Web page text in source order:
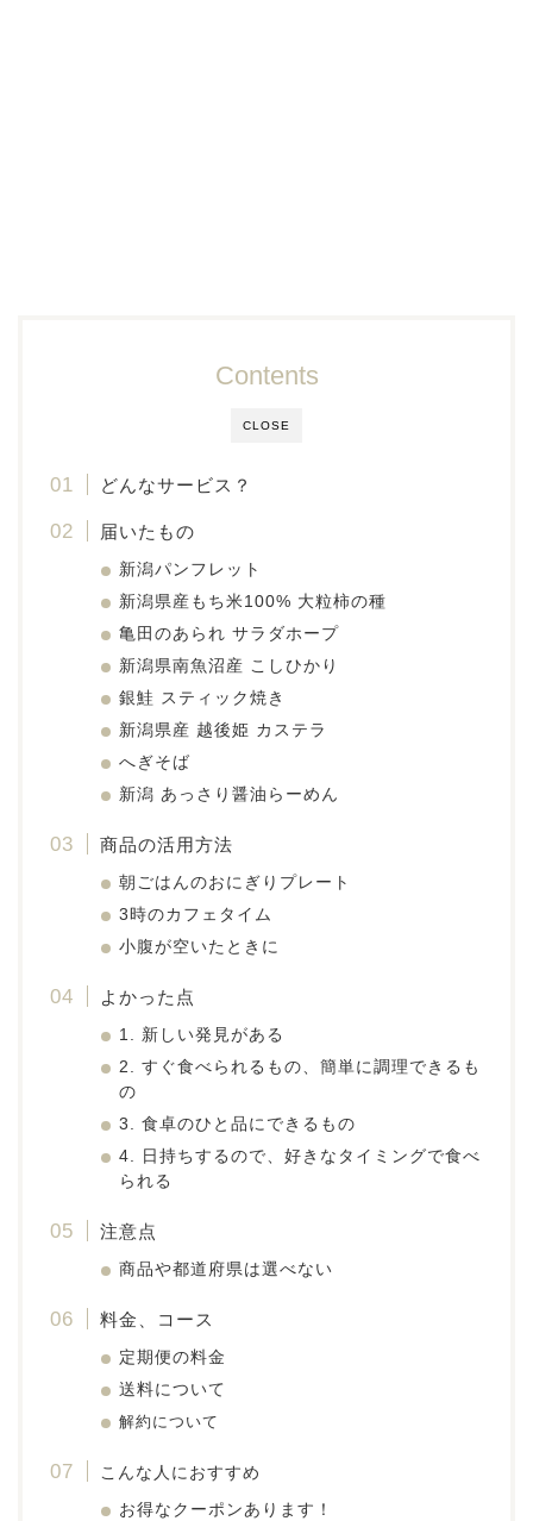
CLOSE
Contents
どんなサービス？
届いたもの
新潟パンフレット
新潟県産もち米100% 大粒柿の種
亀田のあられ サラダホープ
新潟県南魚沼産 こしひかり
銀鮭 スティック焼き
新潟県産 越後姫 カステラ
へぎそば
新潟 あっさり醤油らーめん
商品の活用方法
朝ごはんのおにぎりプレート
3時のカフェタイム
小腹が空いたときに
よかった点
1. 新しい発見がある
2. すぐ食べられるもの、簡単に調理できるも
の
3. 食卓のひと品にできるもの
4. 日持ちするので、好きなタイミングで食べ
られる
注意点
商品や都道府県は選べない
料金、コース
定期便の料金
送料について
解約について
こんな人におすすめ
お得なクーポンあります！